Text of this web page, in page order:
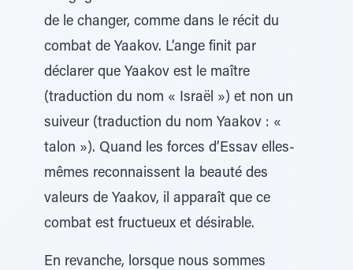
de le changer, comme dans le récit du
combat de Yaakov. L’ange finit par
déclarer que Yaakov est le maître
(traduction du nom « Israël ») et non un
suiveur (traduction du nom Yaakov : «
talon »). Quand les forces d’Essav elles-
mêmes reconnaissent la beauté des
valeurs de Yaakov, il apparaît que ce
combat est fructueux et désirable.
En revanche, lorsque nous sommes